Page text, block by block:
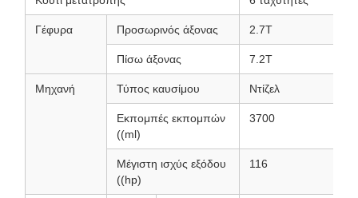
Γέφυρα Προσωρινός άξονας 2.7Τ
Πίσω άξονας 7.2Τ
Μηχανή Τύπος καυσίμου Ντίζελ
Εκπομπές εκπομπών
((ml)
3700
Μέγιστη ισχύς εξόδου
((hp)
116